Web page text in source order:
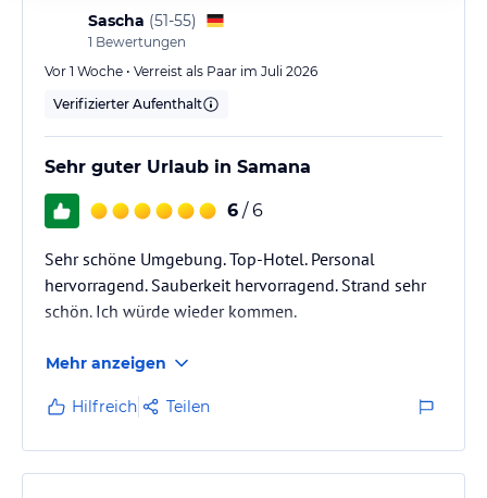
Sascha (51-55)
1 Bewertungen
Vor 1 Woche • Verreist als Paar im Juli 2026
Verifizierter Aufenthalt
Sehr guter Urlaub in Samana
6 / 6
Sehr schöne Umgebung. Top-Hotel. Personal
hervorragend. Sauberkeit hervorragend. Strand sehr
schön. Ich würde wieder kommen.
Mehr anzeigen
Hilfreich Teilen